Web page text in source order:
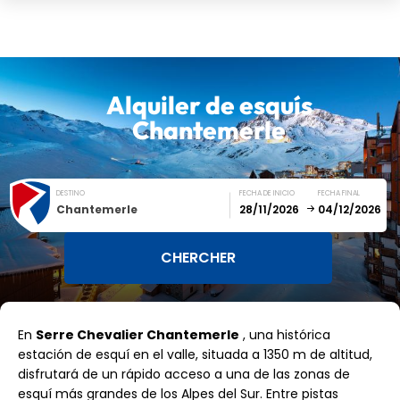
Alquiler de esquís
Chantemerle
DESTINO
Chantemerle
FECHA DE INICIO FECHA FINAL
SUN MON TUE WED THU FRI SAT
1 2 3 4 5
En Serre Chevalier Chantemerle , una histórica
estación de esquí en el valle, situada a 1350 m de altitud,
disfrutará de un rápido acceso a una de las zonas de
esquí más grandes de los Alpes del Sur. Entre pistas